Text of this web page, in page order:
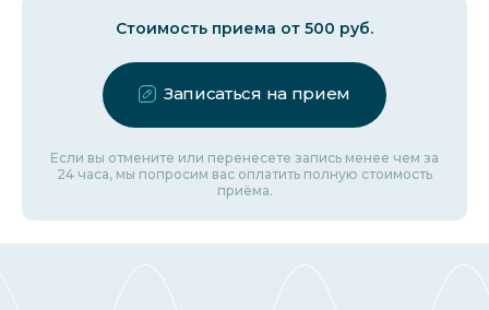
Стоимость приема от 500 руб.
Записаться на прием
Если вы отмените или перенесете запись менее чем за
24 часа, мы попросим вас оплатить полную стоимость
приёма.